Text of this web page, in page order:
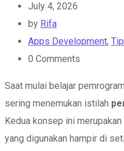
July 4, 2026
by Rifa
Apps Development,
0 Comments
Saat mulai belajar
sering menemukan istilah
Kedua konsep ini
yang digunakan hampir di